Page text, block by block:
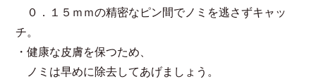
０．１５ｍｍの精密なピン間でノミを逃さずキャッ
チ。
・健康な皮膚を保つため、
ノミは早めに除去してあげましょう。